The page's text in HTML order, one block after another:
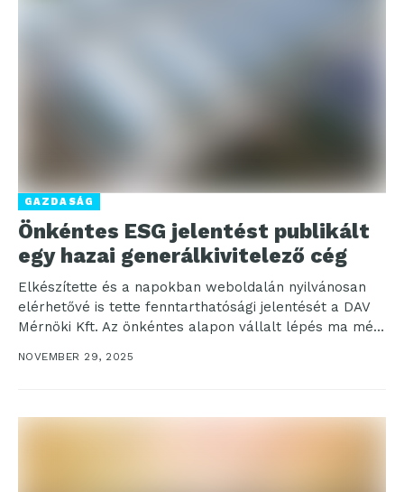
GAZDASÁG
Önkéntes ESG jelentést publikált
egy hazai generálkivitelező cég
Elkészítette és a napokban weboldalán nyilvánosan
elérhetővé is tette fenntarthatósági jelentését a DAV
Mérnöki Kft. Az önkéntes alapon vállalt lépés ma még
NOVEMBER 29, 2025